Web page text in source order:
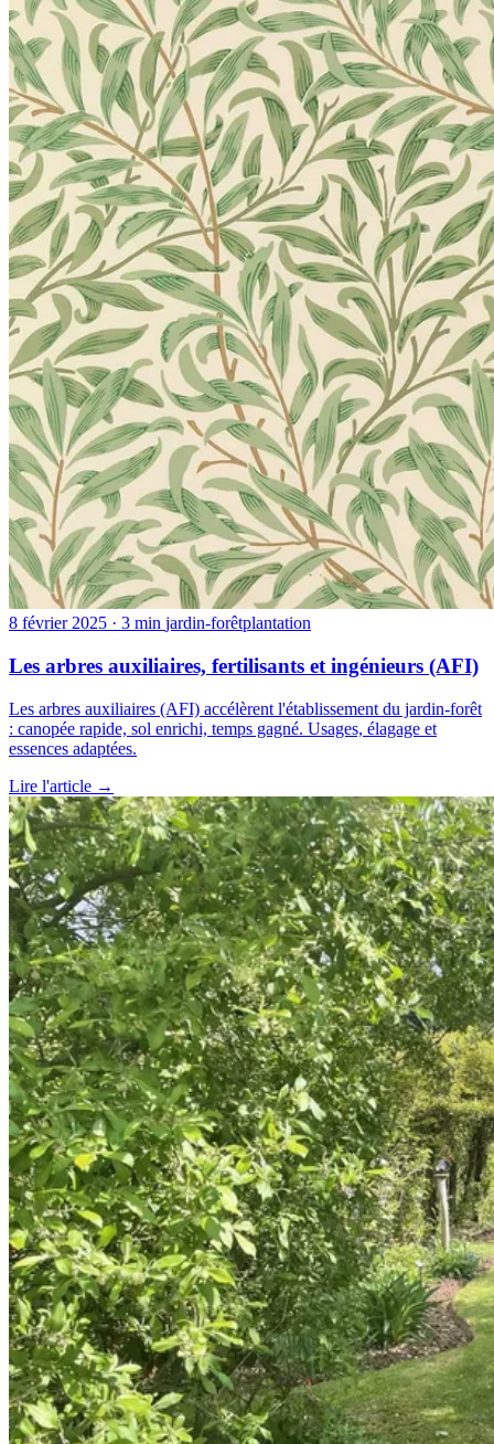
8 février 2025 · 3 min jardin-forêtplantation
Les arbres auxiliaires, fertilisants et ingénieurs (AFI)
Les arbres auxiliaires (AFI) accélèrent l'établissement du jardin-forêt
: canopée rapide, sol enrichi, temps gagné. Usages, élagage et
essences adaptées.
Lire l'article →